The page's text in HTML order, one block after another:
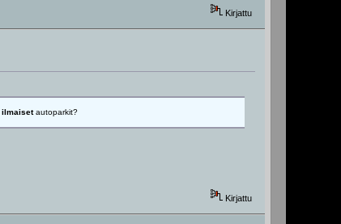
Kirjattu
ilmaisetautoparkit?
Kirjattu